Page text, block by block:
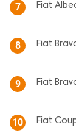
7 Fiat
8 Fiat
9 Fiat
10 Fiat